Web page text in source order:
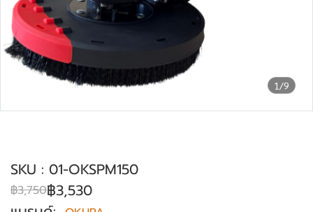
1/9
SKU : 01-OKSPM150
฿3,750฿3,530